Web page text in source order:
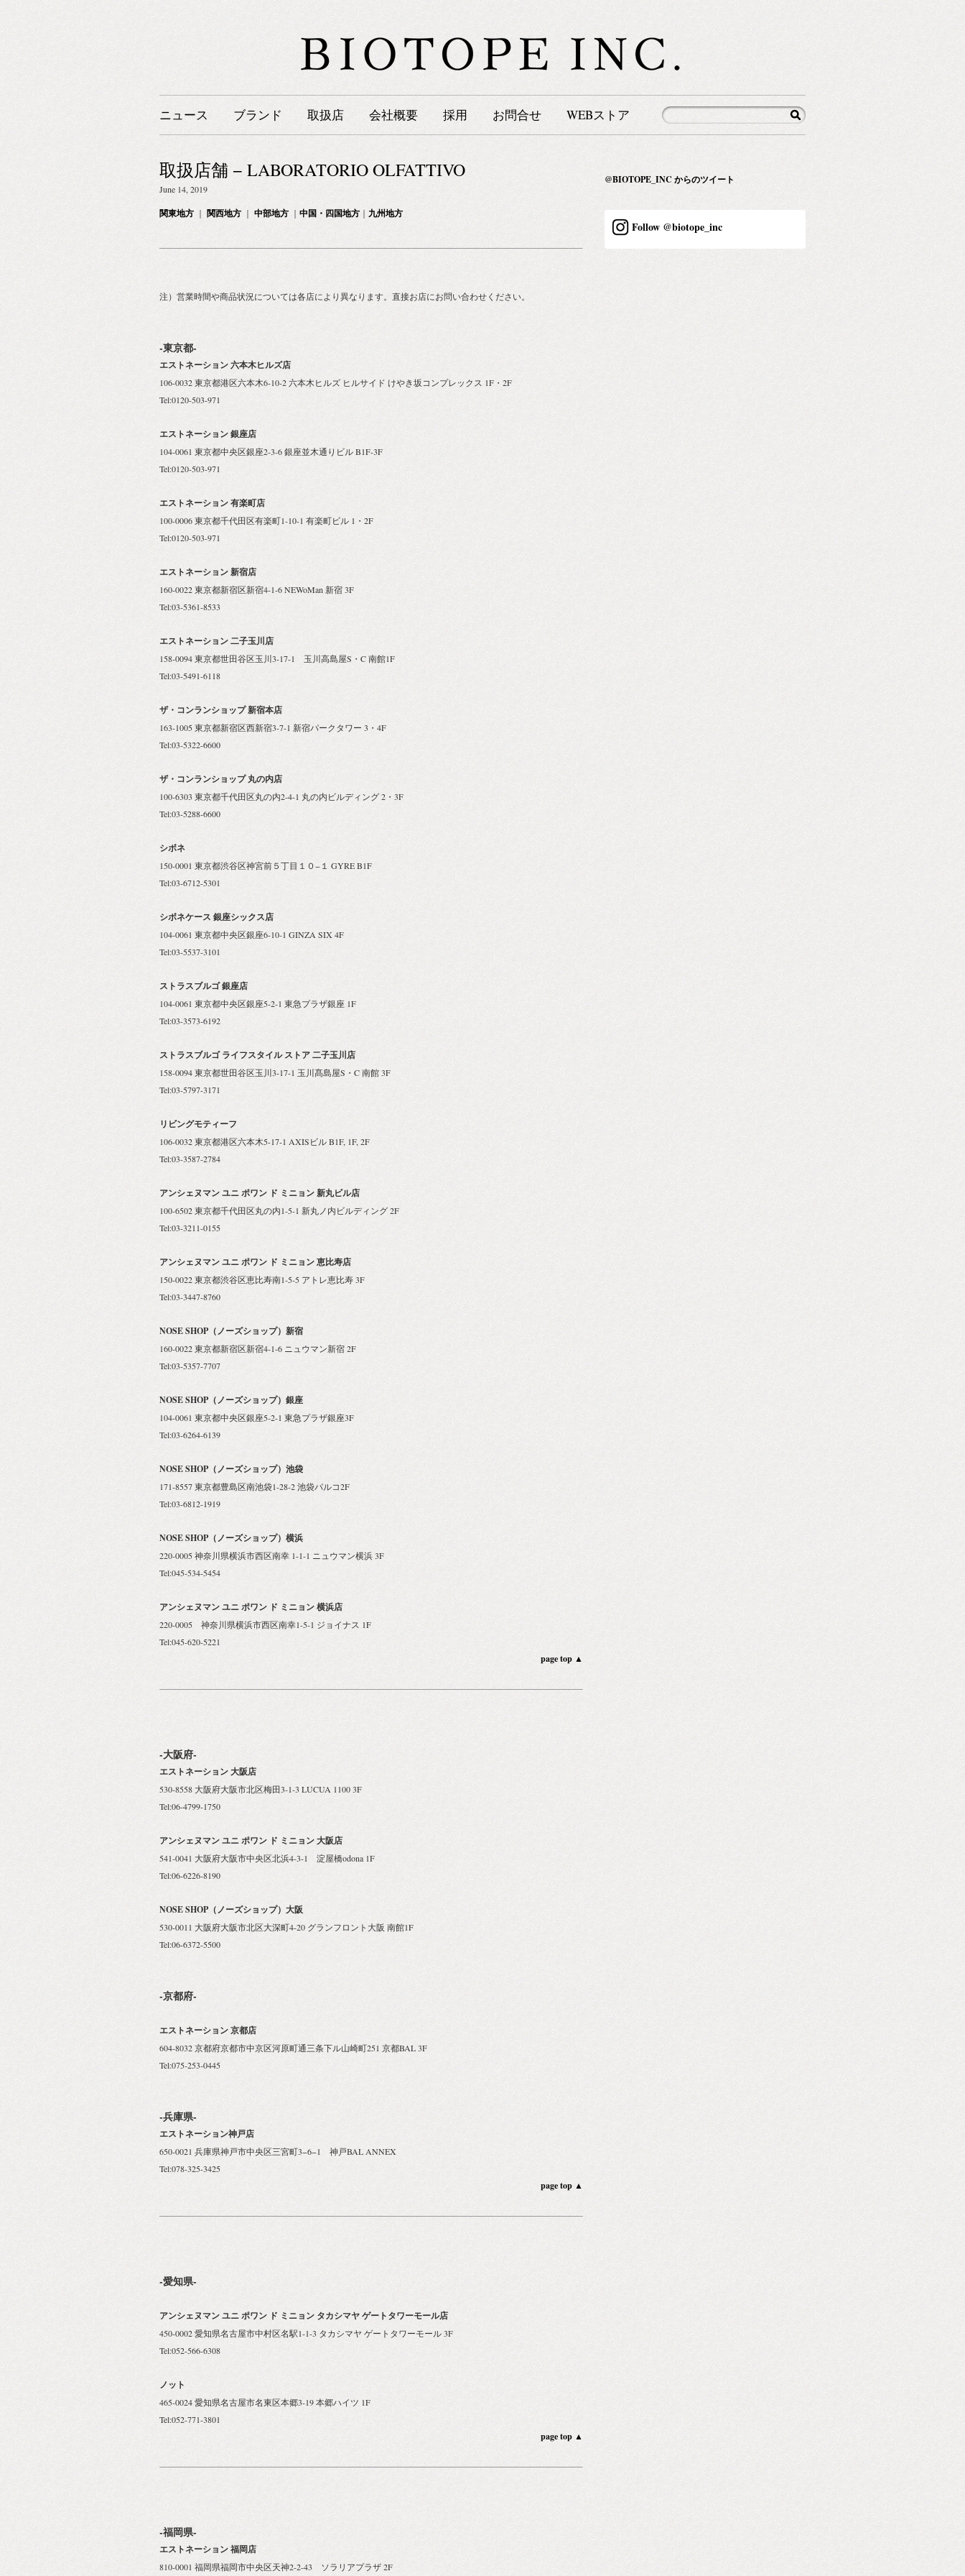
ニュース ブランド 取扱店 会社概要 採用 お問合せ WEBストア
取扱店舗 − LABORATORIO OLFATTIVO
June 14, 2019
関東地方 ｜ 関西地方 ｜ 中部地方 ｜ 中国・四国地方 ｜ 九州地方
注）営業時間や商品状況については各店により異なります。直接お店にお問い合わせください。
-東京都-
エストネーション 六本木ヒルズ店
106-0032 東京都港区六本木6-10-2 六本木ヒルズ ヒルサイド けやき坂コンプレックス 1F・2F
Tel:0120-503-971
エストネーション 銀座店
104-0061 東京都中央区銀座2-3-6 銀座並木通りビル B1F-3F
Tel:0120-503-971
エストネーション 有楽町店
100-0006 東京都千代田区有楽町1-10-1 有楽町ビル 1・2F
Tel:0120-503-971
エストネーション 新宿店
160-0022 東京都新宿区新宿4-1-6 NEWoMan 新宿 3F
Tel:03-5361-8533
エストネーション 二子玉川店
158-0094 東京都世田谷区玉川3-17-1 玉川高島屋S・C 南館1F
Tel:03-5491-6118
ザ・コンランショップ 新宿本店
163-1005 東京都新宿区西新宿3-7-1 新宿パークタワー 3・4F
Tel:03-5322-6600
ザ・コンランショップ 丸の内店
100-6303 東京都千代田区丸の内2-4-1 丸の内ビルディング 2・3F
Tel:03-5288-6600
シボネ
150-0001 東京都渋谷区神宮前５丁目１０−１ GYRE B1F
Tel:03-6712-5301
シボネケース 銀座シックス店
104-0061 東京都中央区銀座6-10-1 GINZA SIX 4F
Tel:03-5537-3101
ストラスブルゴ 銀座店
104-0061 東京都中央区銀座5-2-1 東急プラザ銀座 1F
Tel:03-3573-6192
ストラスブルゴ ライフスタイル ストア 二子玉川店
158-0094 東京都世田谷区玉川3-17-1 玉川髙島屋S・C 南館 3F
Tel:03-5797-3171
リビングモティーフ
106-0032 東京都港区六本木5-17-1 AXISビル B1F, 1F, 2F
Tel:03-3587-2784
アンシェヌマン ユニ ポワン ド ミニョン 新丸ビル店
100-6502 東京都千代田区丸の内1-5-1 新丸ノ内ビルディング 2F
Tel:03-3211-0155
アンシェヌマン ユニ ポワン ド ミニョン 恵比寿店
150-0022 東京都渋谷区恵比寿南1-5-5 アトレ恵比寿 3F
Tel:03-3447-8760
NOSE SHOP（ノーズショップ）新宿
160-0022 東京都新宿区新宿4-1-6 ニュウマン新宿 2F
Tel:03-5357-7707
NOSE SHOP（ノーズショップ）銀座
104-0061 東京都中央区銀座5-2-1 東急プラザ銀座3F
Tel:03-6264-6139
NOSE SHOP（ノーズショップ）池袋
171-8557 東京都豊島区南池袋1-28-2 池袋パルコ2F
Tel:03-6812-1919
NOSE SHOP（ノーズショップ）横浜
220-0005 神奈川県横浜市西区南幸 1-1-1 ニュウマン横浜 3F
Tel:045-534-5454
アンシェヌマン ユニ ポワン ド ミニョン 横浜店
220-0005 神奈川県横浜市西区南幸1-5-1 ジョイナス 1F
Tel:045-620-5221
page top ▲
-大阪府-
エストネーション 大阪店
530-8558 大阪府大阪市北区梅田3-1-3 LUCUA 1100 3F
Tel:06-4799-1750
アンシェヌマン ユニ ポワン ド ミニョン 大阪店
541-0041 大阪府大阪市中央区北浜4-3-1 淀屋橋odona 1F
Tel:06-6226-8190
NOSE SHOP（ノーズショップ）大阪
530-0011 大阪府大阪市北区大深町4-20 グランフロント大阪 南館1F
Tel:06-6372-5500
-京都府-
エストネーション 京都店
604-8032 京都府京都市中京区河原町通三条下ル山崎町251 京都BAL 3F
Tel:075-253-0445
-兵庫県-
エストネーション神戸店
650-0021 兵庫県神戸市中央区三宮町3−6−1 神戸BAL ANNEX
Tel:078-325-3425
page top ▲
-愛知県-
アンシェヌマン ユニ ポワン ド ミニョン タカシマヤ ゲートタワーモール店
450-0002 愛知県名古屋市中村区名駅1-1-3 タカシマヤ ゲートタワーモール 3F
Tel:052-566-6308
ノット
465-0024 愛知県名古屋市名東区本郷3-19 本郷ハイツ 1F
Tel:052-771-3801
page top ▲
-福岡県-
エストネーション 福岡店
810-0001 福岡県福岡市中央区天神2-2-43 ソラリアプラザ 2F
@BIOTOPE_INC からのツイート
Follow @biotope_inc